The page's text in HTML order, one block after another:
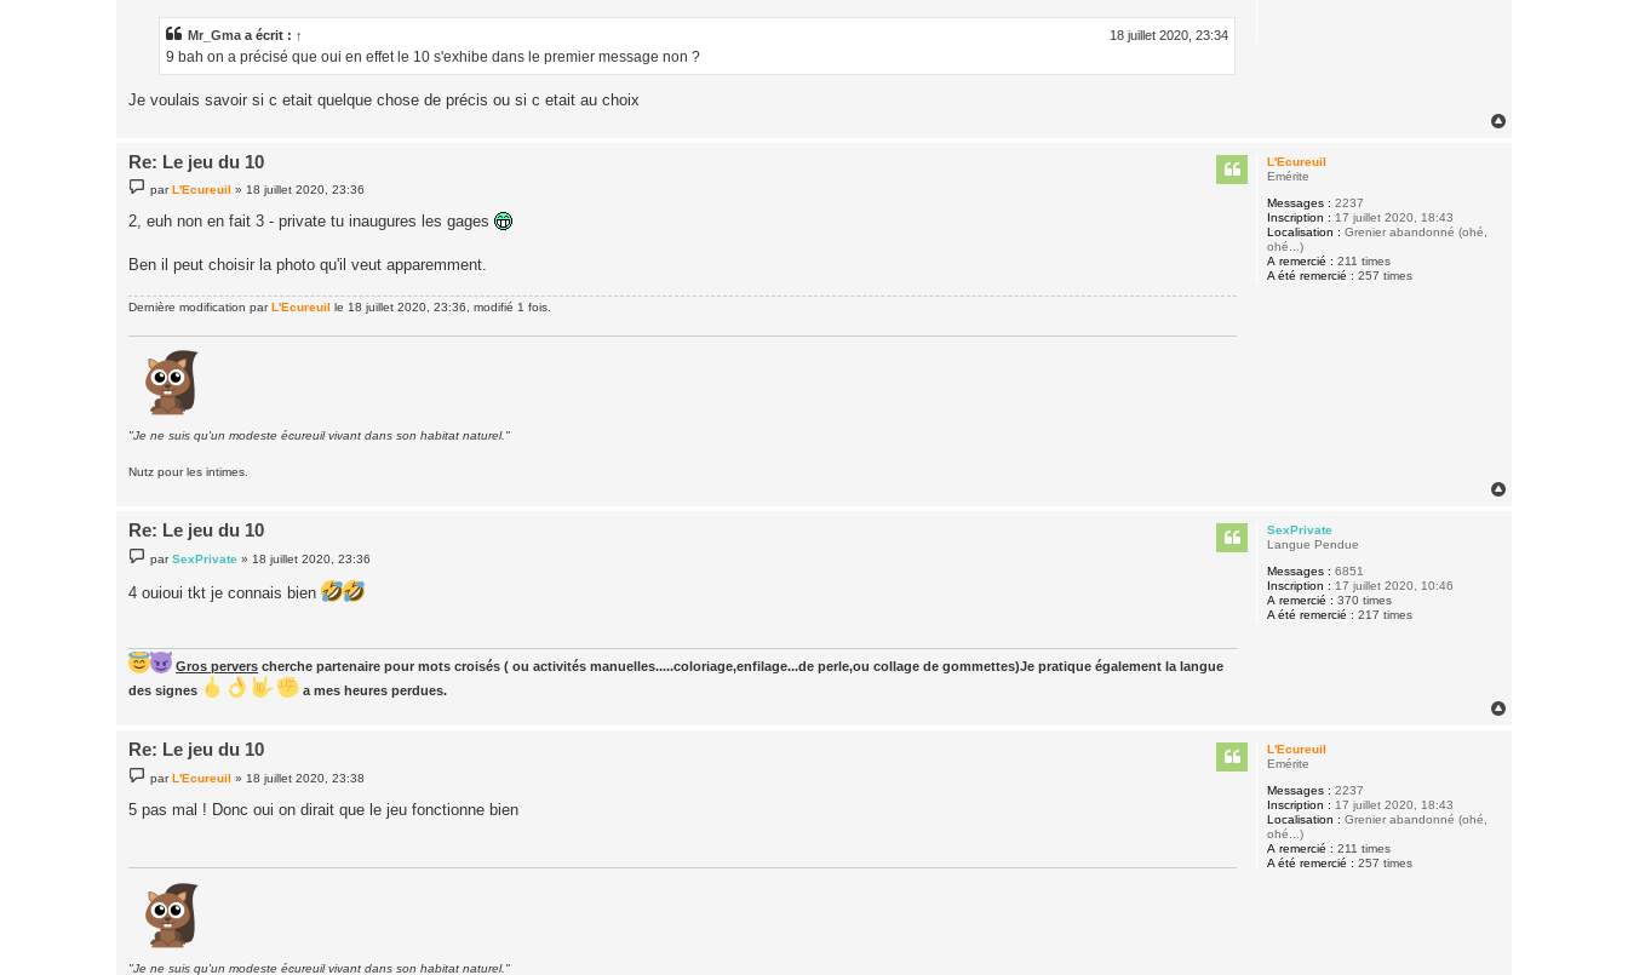
Mr_Gma a écrit : ↑ 18 juillet 2020, 23:34
9 bah on a précisé que oui en effet le 10 s'exhibe dans le premier message non ?
Je voulais savoir si c etait quelque chose de précis ou si c etait au choix
L'Ecureuil
Emérite
Messages : 2237
Inscription : 17 juillet 2020, 18:43
Localisation : Grenier abandonné (ohé,
ohé...)
A remercié : 211 times
A été remercié : 257 times
Re: Le jeu du 10
e
s
e
par L'Ecureuil »18 juillet 2020, 23:36
2, euh non en fait 3 - private tu inaugures les gages
Ben il peut choisir la photo qu'il veut apparemment.
Dernière modification par L'Ecureuil le 18 juillet 2020, 23:36, modifié 1 fois.
"Je ne suis qu'un modeste écureuil vivant dans son habitat naturel."
Nutz pour les intimes.
SexPrivate
Langue Pendue
Messages : 6851
Inscription : 17 juillet 2020, 10:46
A remercié : 370 times
A été remercié : 217 times
Re: Le jeu du 10
e
s
parSexPrivate » 18 juillet 2020, 23:36
4 ouioui tkt je connais bien
Gros pervers cherche partenaire pour mots croisés ( ou activités manuelles.....coloriage,enfilage...de perle,ou collage de gommettes)Je pratique également la langue
des signes
a mes heures perdues.
L'Ecureuil
Emérite
Messages : 2237
Inscription : 17 juillet 2020, 18:43
Localisation : Grenier abandonné (ohé,
ohé...)
A remercié : 211 times
A été remercié : 257 times
Re: Le jeu du 10
e
s
parL'Ecureuil » 18 juillet 2020, 23:38
5 pas mal ! Donc oui on dirait que le jeu fonctionne bien
"Je ne suis qu'un modeste écureuil vivant dans son habitat naturel."